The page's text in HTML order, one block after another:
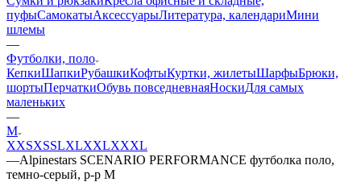
пуфыСамокатыАксессуарыЛитература, календариМини
шлемы
—
Футболки, поло
КепкиШапкиРубашкиКофтыКуртки, жилетыШарфыБрюки,
шортыПерчаткиОбувь повседневнаяНоскиДля самых
маленьких
—
M
XXSXSSLXLXXLXXXL
—Alpinestars SCENARIO PERFORMANCE футболка поло,
темно-серый, р-р M